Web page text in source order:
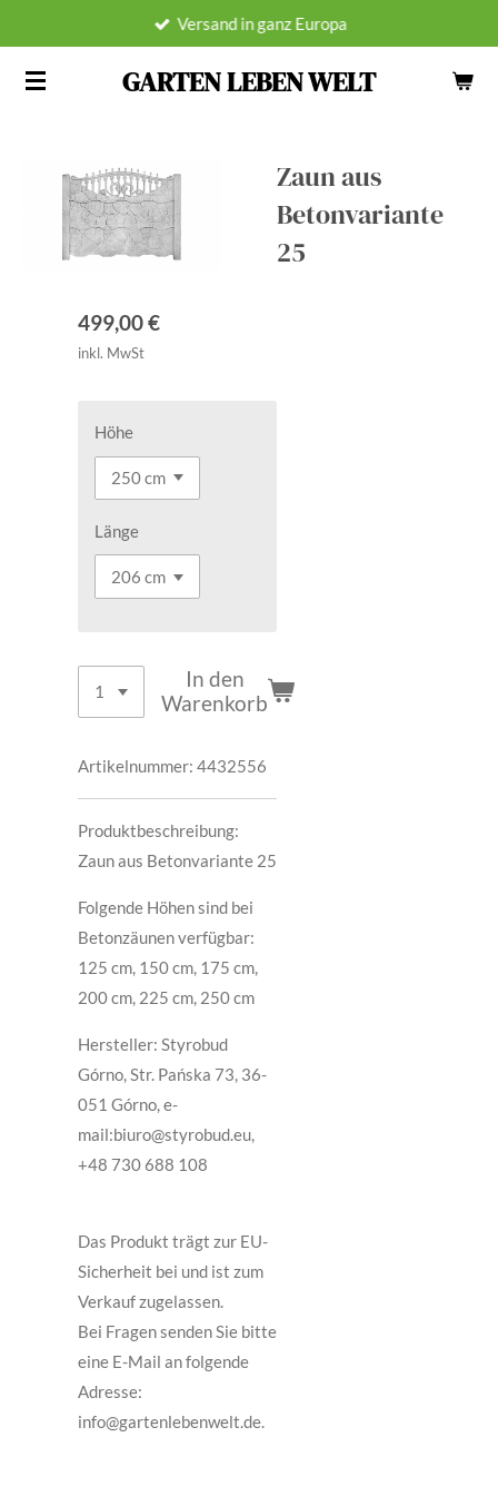
springen
GARTEN LEBEN WELT
Versand in ganz Europa
Zaun aus
Betonvariante
25
499,00 €
inkl. MwSt
Höhe
Länge
In den
Warenkorb
Artikelnummer: 4432556
Produktbeschreibung:
Zaun aus Betonvariante 25
Folgende Höhen sind bei
Betonzäunen verfügbar:
125 cm, 150 cm, 175 cm,
200 cm, 225 cm, 250 cm
Hersteller: Styrobud
Górno, Str. Pańska 73, 36-
051 Górno, e-
mail:biuro@styrobud.eu,
+48 730 688 108
Das Produkt trägt zur EU-
Sicherheit bei und ist zum
Verkauf zugelassen.
Bei Fragen senden Sie bitte
eine E-Mail an folgende
Adresse:
info@gartenlebenwelt.de.